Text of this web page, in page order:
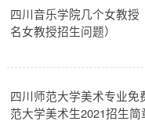
四川音乐学院几个女教授
名女教授招生问题）
四川师范大学美术专业免
范大学美术生2021招生简